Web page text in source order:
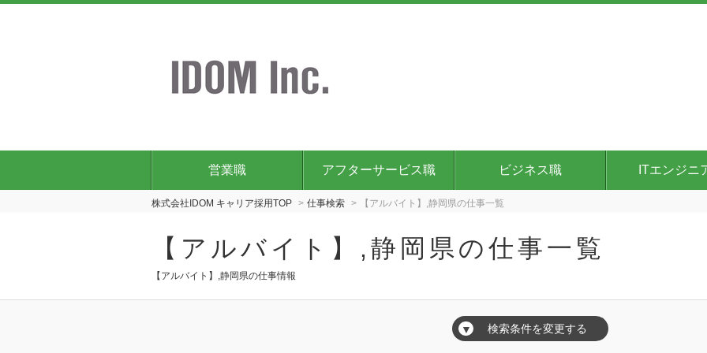
営業職 アフターサービス職 ビジネス職 ITエンジニ
株式会社IDOM キャリア採用TOP 仕事検索 【アルバイト】,静岡県の仕事一覧
【アルバイト】,静岡県の仕事一覧
【アルバイト】,静岡県の仕事情報
▼ 検索条件を変更する